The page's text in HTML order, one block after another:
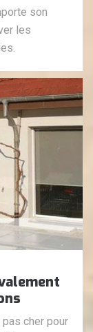
son
les
cher pour